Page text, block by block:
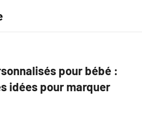
pour bébé :
idées pour marquer